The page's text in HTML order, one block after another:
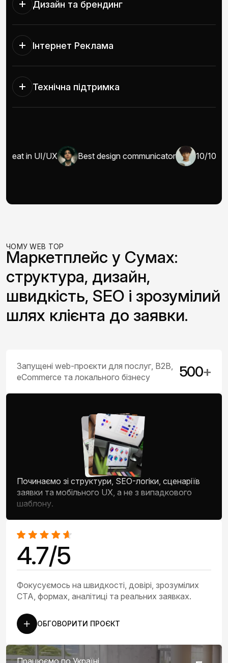
Дизайн та брендинг
Інтернет Реклама
Технічна підтримка
in UI/UX Best design communicator 10/10
ЧОМУ WEB TOP
Маркетплейс у Сумах:
структура, дизайн,
швидкість, SEO і зрозумілий
шлях клієнта до заявки.
Запущені web-проєкти для послуг, B2B,
eCommerce та локального бізнесу
500+
Починаємо зі структури, SEO-логіки, сценаріїв
заявки та мобільного UX, а не з випадкового
шаблону.
4.7/5
Фокусуємось на швидкості, довірі, зрозумілих
CTA, формах, аналітиці та реальних заявках.
ОБГОВОРИТИ ПРОЄКТ
Працюємо по Україні